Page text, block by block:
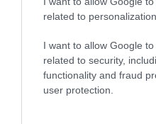
related to personalization.
I want to allow Google
related to security,
functionality and fraud
user protection.
Ο άνδρας είχε διαφύγει στο